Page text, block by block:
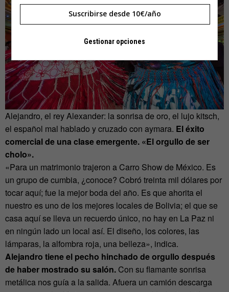
Alejandro, el rey Alexander: la sonrisa de oro, el lujo kitsch,
el español mal hablado y cruzado con aymara. El éxito
comercial de una clase emergente. «El orgullo de ser
cholo».
«Para un matrimonio trajeron a Carro Show de México. Es
un grupo de cumbia, ¿conoce? Cobró treinta mil dólares por
tocar aquí; fue la mejor boda del año. Es que ahorita el
nuestro es uno de los mejores locales de Bolivia; el que se
casa aquí se lleva un recuerdo único, no hay en La Paz ni
en ningún lado un local así. El diseño, los colores, las
lámparas, la alfombra roja, una belleza», indica.
Alejandro tiene el pecho hinchado de orgullo después
de haber mostrado su salón. Con su flamante sonrisa
metálica nos guía a la salida. Afuera un camión descarga
Suscribirse desde 10€/año
Gestionar opciones